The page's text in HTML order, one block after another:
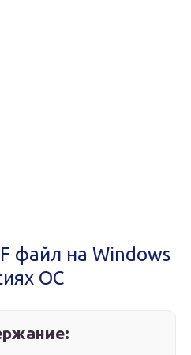
файл на Windows
ОС